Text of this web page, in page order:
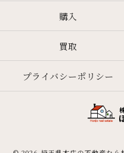
購入
買取
プライバシーポリシー